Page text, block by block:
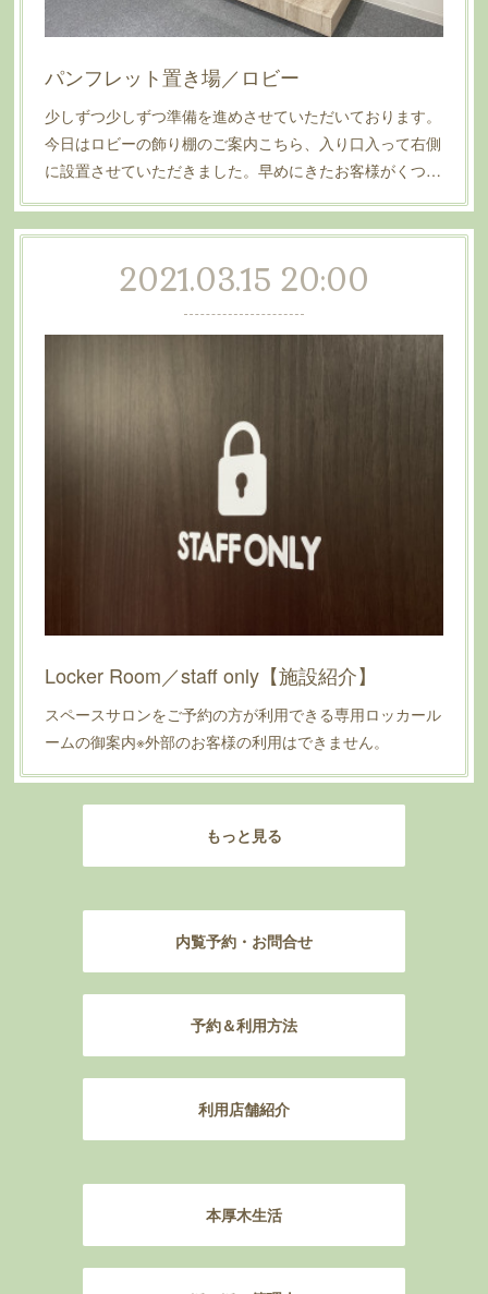
パンフレット置き場／ロビー
少しずつ少しずつ準備を進めさせていただいております。
今日はロビーの飾り棚のご案内こちら、入り口入って右側
に設置させていただきました。早めにきたお客様がくつ…
2021.03.15 20:00
Locker Room／staff only【施設紹介】
スペースサロンをご予約の方が利用できる専用ロッカール
ームの御案内※外部のお客様の利用はできません。
もっと見る
内覧予約・お問合せ
予約＆利用方法
利用店舗紹介
本厚木生活